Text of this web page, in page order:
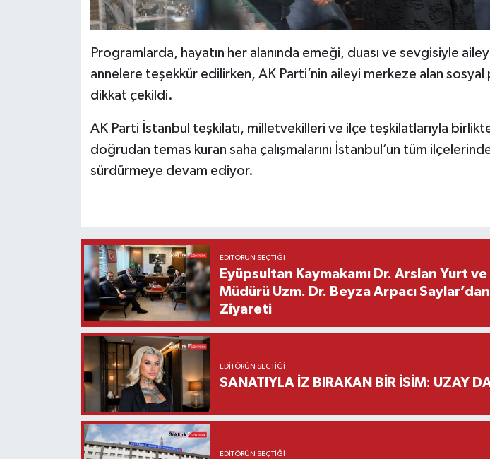
Programlarda, hayatın her alanında emeği, duası ve sevgisiyle
annelere teşekkür edilirken, AK Parti’nin aileyi merkeze alan sosyal
dikkat çekildi.
AK Parti İstanbul teşkilatı, milletvekilleri ve ilçe teşkilatlarıyla
doğrudan temas kuran saha çalışmalarını İstanbul’un tüm ilçelerinde
sürdürmeye devam ediyor.
EDITÖRÜN SEÇTIĞI
Eyüpsultan Kaymakamı Dr. Arslan Yurt ve
Müdürü Uzm. Dr. Beyza Arpacı Saylar’dan
Ziyareti
EDITÖRÜN SEÇTIĞI
SANATIYLA İZ BIRAKAN BİR İSİM: UZAY
EDITÖRÜN SEÇTIĞI